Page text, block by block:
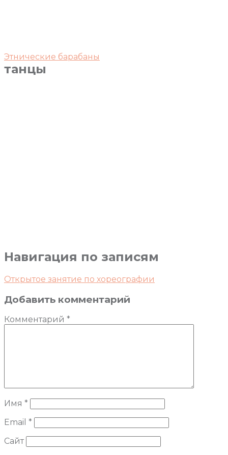
Этнические барабаны
танцы
Навигация по записям
Открытое занятие по хореографии
Добавить комментарий
Комментарий *
Имя *
Email *
Сайт